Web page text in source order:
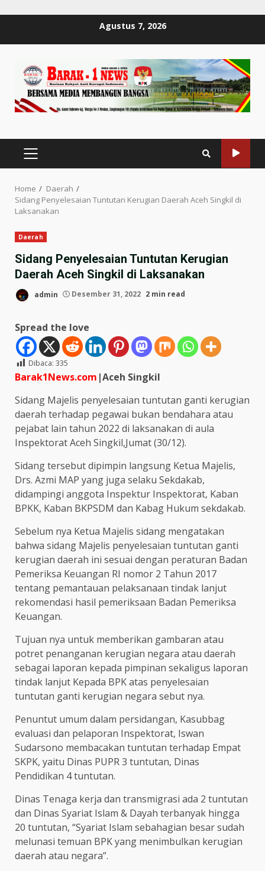
Agustus 7, 2026
PRIMARY
MENU
Home
Daerah
Sidang Penyelesaian Tuntutan Kerugian Daerah Aceh Singkil di
Laksanakan
Daerah
Sidang Penyelesaian Tuntutan Kerugian
Daerah Aceh Singkil di Laksanakan
admin Desember 31, 2022 2 min read
Spread the love
Dibaca: 335
Barak1News.com |Aceh Singkil
Sidang Majelis penyelesaian tuntutan ganti kerugian
daerah terhadap pegawai bukan bendahara atau
pejabat lain tahun 2022 di laksanakan di aula
Inspektorat Aceh Singkil,Jumat (30/12).
Sidang tersebut dipimpin langsung Ketua Majelis,
Drs. Azmi MAP yang juga selaku Sekdakab,
didampingi anggota Inspektur Inspektorat, Kaban
BPKK, Kaban BKPSDM dan Kabag Hukum sekdakab.
Sebelum nya Ketua Majelis sidang mengatakan
bahwa sidang Majelis penyelesaian tuntutan ganti
kerugian daerah ini sesuai dengan peraturan Badan
Pemeriksa Keuangan RI nomor 2 Tahun 2017
tentang pemantauan pelaksanaan tindak lanjut
rekomendasi hasil pemeriksaan Badan Pemeriksa
Keuangan.
Tujuan nya untuk memberikan gambaran atau
potret penanganan kerugian negara atau daerah
sebagai laporan kepada pimpinan sekaligus laporan
tindak lanjut Kepada BPK atas penyelesaian
tuntutan ganti kerugian negara sebut nya.
Penuntut umum dalam persidangan, Kasubbag
evaluasi dan pelaporan Inspektorat, Iswan
Sudarsono membacakan tuntutan terhadap Empat
SKPK, yaitu Dinas PUPR 3 tuntutan, Dinas
Pendidikan 4 tuntutan.
Dinas Tenaga kerja dan transmigrasi ada 2 tuntutan
dan Dinas Syariat Islam & Dayah terbanyak hingga
20 tuntutan, “Syariat Islam sebahagian besar sudah
melunasi temuan BPK yang menimbulkan kerugian
daerah atau negara”.